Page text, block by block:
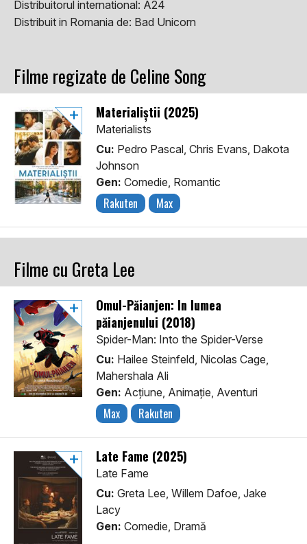
Distribuitorul international: A24
Distribuit in Romania de: Bad Unicorn
Filme regizate de Celine Song
Materialiștii (2025)
Materialists
Cu: Pedro Pascal, Chris Evans, Dakota
Johnson
Gen: Comedie, Romantic
Rakuten Max
Filme cu Greta Lee
Omul-Păianjen: În lumea
păianjenului (2018)
Spider-Man: Into the Spider-Verse
Cu: Hailee Steinfeld, Nicolas Cage,
Mahershala Ali
Gen: Acţiune, Animaţie, Aventuri
Max Rakuten
Late Fame (2025)
Late Fame
Cu: Greta Lee, Willem Dafoe, Jake
Lacy
Gen: Comedie, Dramă